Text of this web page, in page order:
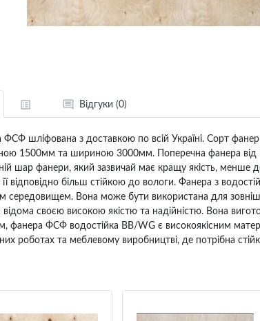
Відгуки (0)
ФСФ шліфована з доставкою по всій Україні. Сорт
1500мм та шириною 3000мм. Поперечна фанера від
шар фанери, який зазвичай має кращу якість, менше
її відповідно більш стійкою до вологи. Фанера з
середовищем. Вона може бути використана для
своєю високою якістю та надійністю. Вона
фанера ФСФ водостійка BB/WG є високоякісним
роботах та меблевому виробництві, де потрібна